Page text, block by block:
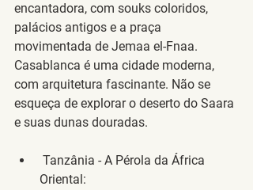
encantadora, com souks coloridos,
palácios antigos e a praça
movimentada de Jemaa el-Fnaa.
Casablanca é uma cidade moderna,
com arquitetura fascinante. Não se
esqueça de explorar o deserto do Saara
e suas dunas douradas.
Tanzânia - A Pérola da África
Oriental: